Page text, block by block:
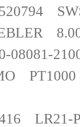
08081-
PT1000